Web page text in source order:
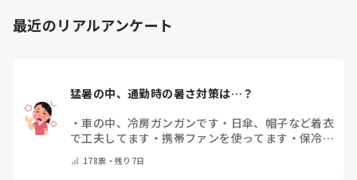
最近のリアルアンケート
猛暑の中、通勤時の暑さ対策は…？
・車の中、冷房ガンガンです ・ 日傘、帽子など着衣
で工夫してます ・携帯ファンを使ってます ・ 保冷剤
ん ・その他（コメントで教えて下さい）
178票・残り7日